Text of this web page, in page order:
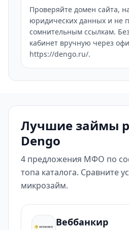
Проверяйте домен сайта,
юридических данных и не
сомнительным ссылкам.
кабинет вручную через
https://dengo.ru/.
Лучшие займы
Dengo
4 предложения МФО по
топа каталога. Сравните
микрозайм.
Веббанкир